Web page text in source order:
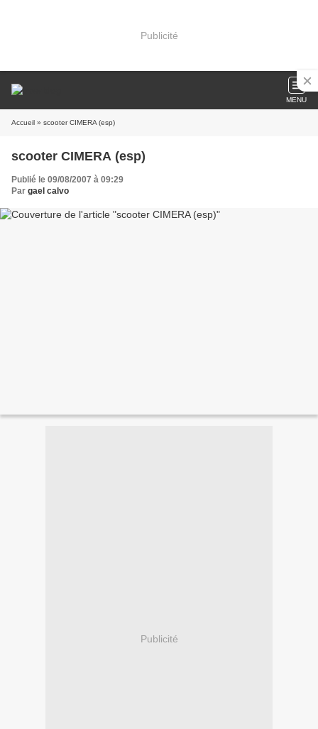
Publicité
MENU
Accueil » scooter CIMERA (esp)
scooter CIMERA (esp)
Publié le 09/08/2007 à 09:29
Par gael calvo
Publicité